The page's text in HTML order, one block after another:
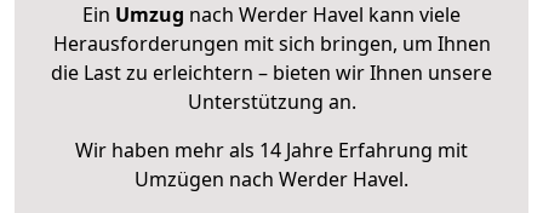
Ein Umzug nach Werder Havel kann viele
Herausforderungen mit sich bringen, um Ihnen
die Last zu erleichtern – bieten wir Ihnen unsere
Unterstützung an.
Wir haben mehr als 14 Jahre Erfahrung mit
Umzügen nach Werder Havel.